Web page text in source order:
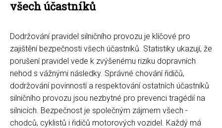
všech účastníků
Dodržování pravidel silničního provozu je klíčové pro
zajištění bezpečnosti všech účastníků. Statistiky ukazují, že
porušení pravidel vede k zvýšenému riziku dopravních
nehod s vážnými následky. Správné chování řidičů,
dodržování povinností a respektování ostatních účastníků
silničního provozu jsou nezbytné pro prevenci tragédií na
silnicích. Bezpečnost je společným zájmem všech -
chodců, cyklistů i řidičů motorových vozidel. Každý má